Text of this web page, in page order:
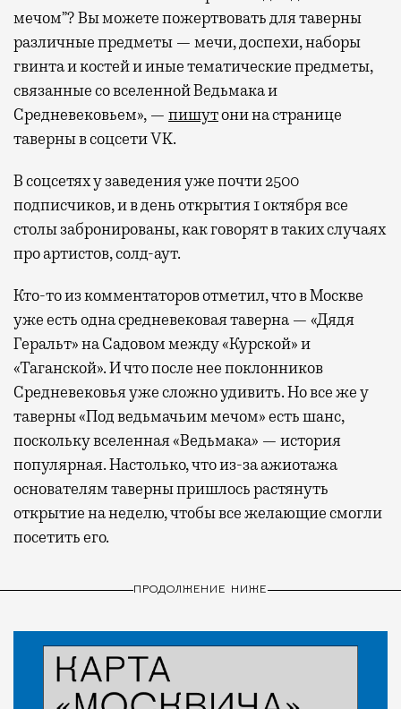
мечом”? Вы можете пожертвовать для таверны
различные предметы — мечи, доспехи, наборы
гвинта и костей и иные тематические предметы,
связанные со вселенной Ведьмака и
Средневековьем», — пишутони на странице
таверны в соцсети VK.
В соцсетях у заведения уже почти 2500
подписчиков, и в день открытия 1 октября все
столы забронированы, как говорят в таких случаях
про артистов, солд-аут.
Кто-то из комментаторов отметил, что в Москве
уже есть одна средневековая таверна — «Дядя
Геральт» на Садовом между «Курской» и
«Таганской». И что после нее поклонников
Средневековья уже сложно удивить. Но все же у
таверны «Под ведьмачьим мечом» есть шанс,
поскольку вселенная «Ведьмака» — история
популярная. Настолько, что из-за ажиотажа
основателям таверны пришлось растянуть
открытие на неделю, чтобы все желающие смогли
посетить его.
ПРОДОЛЖЕНИЕ НИЖЕ